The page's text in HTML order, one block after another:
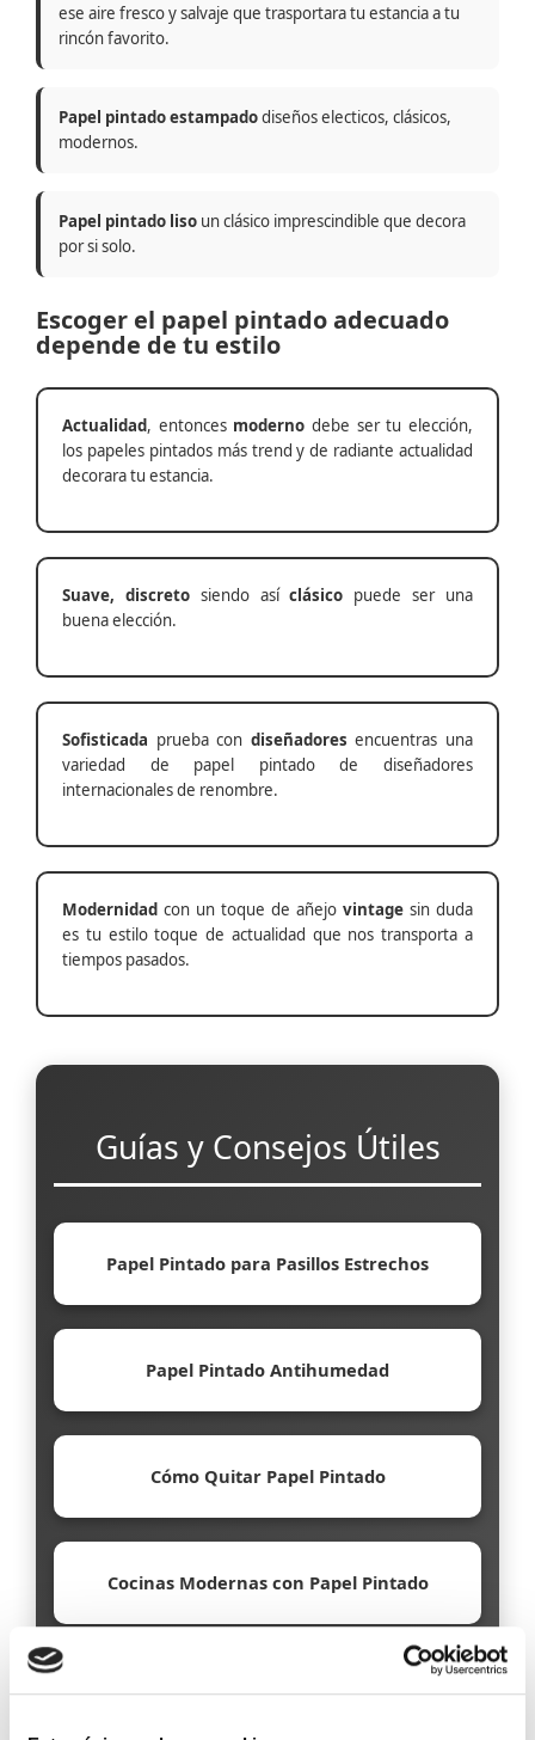
ese aire fresco y salvaje que trasportara tu estancia a tu
rincón favorito.
Papel pintado estampadodiseños electicos, clásicos,
modernos.
Papel pintado liso un clásico imprescindible que decora
por si solo.
Escoger el papel pintado adecuado
depende de tu estilo
Actualidad, entonces moderno debe ser tu elección,
los papeles pintados más trend y de radiante actualidad
decorara tu estancia.
Suave, discretosiendo asíclásico puede ser una
buena elección.
Sofisticada prueba con diseñadores encuentras una
variedad de papel pintado de diseñadores
internacionales de renombre.
Modernidad con un toque de añejo vintage sin duda
es tu estilo toque de actualidad que nos transporta a
tiempos pasados.
Guías y Consejos Útiles
Papel Pintado para Pasillos Estrechos
Papel Pintado Antihumedad
Cómo Quitar Papel Pintado
Cocinas Modernas con Papel Pintado
Papel Pintado Ecológico